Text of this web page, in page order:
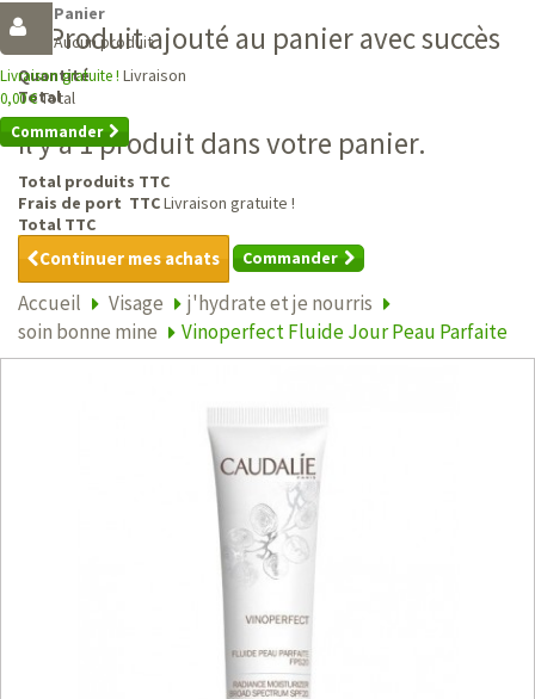
Panier
Aucun produit
Livraison gratuite ! Livraison
0,00 €Total
Commander
Produit ajouté au panier avec succès
Quantité
Total
Il y a 1 produit dans votre panier.
Total produits TTC
Frais de port TTCLivraison gratuite !
Total TTC
Continuer mes achats Commander
Accueil Visage
j'hydrate et je nourris
soin bonne mine
Vinoperfect Fluide Jour Peau Parfaite